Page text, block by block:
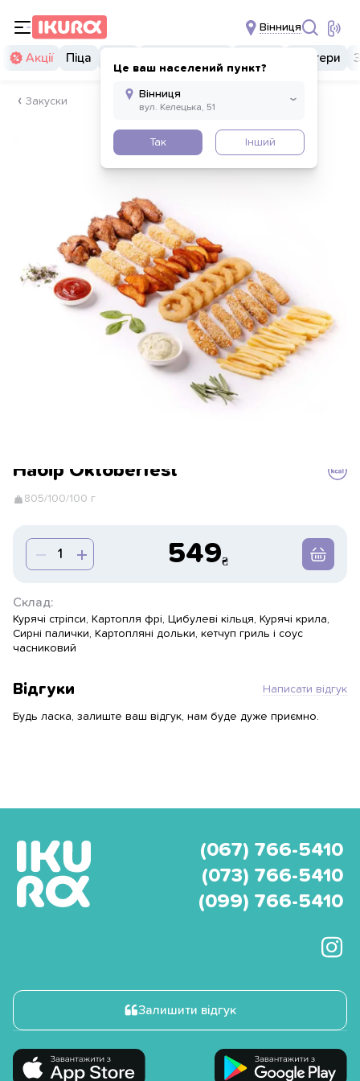
Вінниця
Це ваш населений пункт?
Так Інший
Акції Піца Бургери
Закуски
Набір Oktoberfest
805/100/100 г
549
Склад:
Курячі стріпси, Картопля фрі, Цибулеві кільця, Курячі крила,
Сирні палички, Картопляні дольки, кетчуп гриль і соус
часниковий
Відгуки Написати відгук
Будь ласка, залиште ваш відгук, нам буде дуже приємно.
(067) 766-5410
(073) 766-5410
(099) 766-5410
Залишити відгук